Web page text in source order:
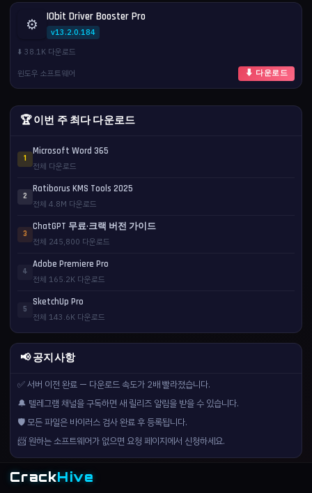
⚙️ IObit Driver Booster Pro
v13.2.0.184
⬇️ 38.1K 다운로드
윈도우 소프트웨어
⬇ 다운로드
🏆 이번 주 최다 다운로드
1
Microsoft Word 365
전체 다운로드
2
Ratiborus KMS Tools 2025
전체 4.8M 다운로드
3
ChatGPT 무료·크랙 버전 가이드
전체 245,800 다운로드
4
Adobe Premiere Pro
전체 165.2K 다운로드
5
SketchUp Pro
전체 143.6K 다운로드
📢 공지사항
✅ 서버 이전 완료 — 다운로드 속도가 2배 빨라졌습니다.
🔔 텔레그램 채널을 구독하면 새 릴리즈 알림을 받을 수 있습니다.
🛡️ 모든 파일은 바이러스 검사 완료 후 등록됩니다.
📨 원하는 소프트웨어가 없으면 요청 페이지에서 신청하세요.
CrackHive